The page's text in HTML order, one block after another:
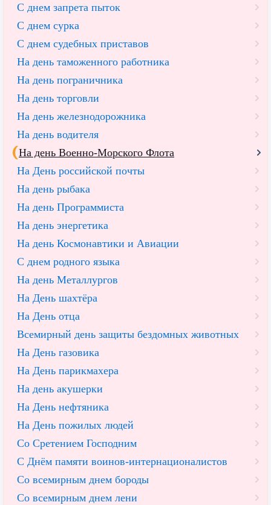
С днем запрета пыток
С днем сурка
С днем судебных приставов
На день таможенного работника
На день пограничника
На день торговли
На день железнодорожника
На день водителя
На день Военно-Морского Флота
На День российской почты
На день рыбака
На день Программиста
На день энергетика
На день Космонавтики и Авиации
С днем родного языка
На день Металлургов
На День шахтёра
На День отца
Всемирный день защиты бездомных животных
На День газовика
На День парикмахера
На день акушерки
На День нефтяника
На День пожилых людей
Со Сретением Господним
С Днём памяти воинов-интернационалистов
Со всемирным днем бороды
Со всемирным днем лени